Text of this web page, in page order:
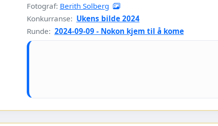
Fotograf: Berith Solberg
Konkurranse: Ukens bilde 2024
Runde: 2024-09-09 - Nokon kjem til å kome